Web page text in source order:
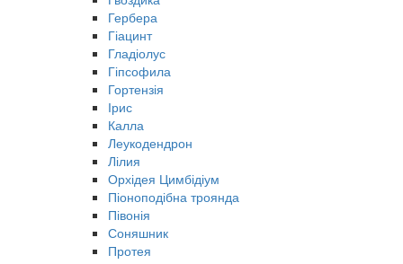
Гербера
Гіацинт
Гладіолус
Гіпсофила
Гортензія
Ірис
Калла
Леукодендрон
Лілия
Орхідея Цимбідіум
Піоноподібна троянда
Півонія
Соняшник
Протея